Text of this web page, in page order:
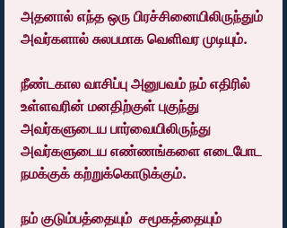
அதனால் எந்த ஒரு பிரச்சினையிலிருந்தும்
அவர்களால் சுலபமாக வெளிவர முடியும்.
நீண்டகால வாசிப்பு அனுபவம் நம் எதிரில்
உள்ளவரின் மனதிற்குள் புகுந்து
அவர்களுடைய பார்வையிலிருந்து
அவர்களுடைய எண்ணங்களை எடைபோட
நமக்குக் கற்றுக்கொடுக்கும்.
நம் குடும்பத்தையும்  சமூகத்தையும்